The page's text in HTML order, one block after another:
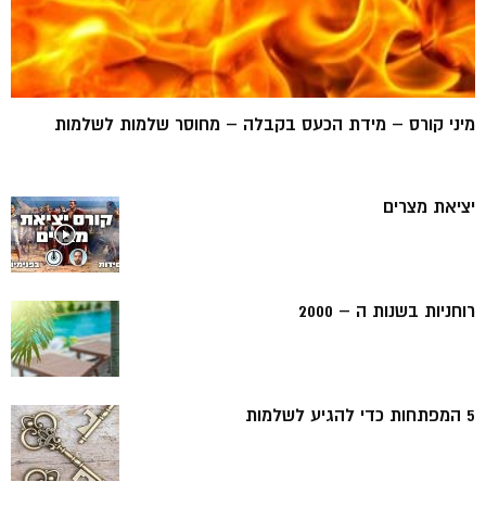
מיני קורס – מידת הכעס בקבלה – מחוסר שלמות לשלמות
יציאת מצרים
רוחניות בשנות ה – 2000
5 המפתחות כדי להגיע לשלמות